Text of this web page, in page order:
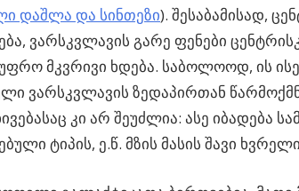
დაშლა და სინთეზი). შესაბამისად,
ვარსკვლავის გარე ფენები
მკვრივი ხდება. საბოლოოდ, ის ისე
ვარსკვლავის ზედაპირთან
კი არ შეუძლია: ასე იბადება
ტიპის, ე.წ. მზის მასის შავი